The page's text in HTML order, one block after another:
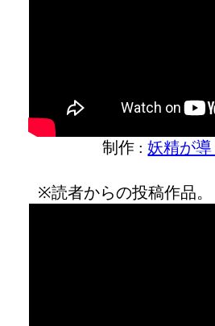
制作 :妖精が
※読者からの投稿作品